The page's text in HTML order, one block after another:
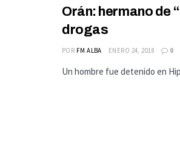
Orán: hermano de
drogas
POR FM ALBA ENERO 24, 2018 0
Un hombre fue detenido en